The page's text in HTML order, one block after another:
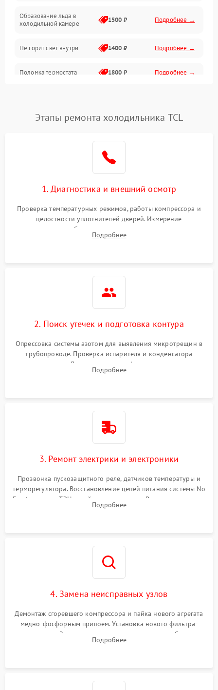
Образование льда в
холодильной камере
1500 ₽ Подробнее →
Не горит свет внутри 1400 ₽ Подробнее →
Поломка термостата 1800 ₽ Подробнее →
Поломка системы No Frost 2600 ₽ Подробнее →
работе
2000 ₽ Подробнее →
1000 ₽
1800 ₽
Этапы ремонта холодильника TCL
1. Диагностика и внешний осмотр
Проверка температурных режимов, работы компрессора и
целостности уплотнителей дверей. Измерение
сопротивления обмоток мотора, проверка термостата и
считывание кодов ошибок с электронного дисплея.
Подробнее
2. Поиск утечек и подготовка контура
Опрессовка системы азотом для выявления микротрещин в
трубопроводе. Проверка испарителя и конденсатора
течеискателем. Демонтаж старого фильтра-осушителя и
продувка капиллярной трубки для устранения засоров.
Подробнее
3. Ремонт электрики и электроники
Прозвонка пускозащитного реле, датчиков температуры и
терморегулятора. Восстановление цепей питания системы No
Frost, включая ТЭН оттайки и вентилятор. Ремонт или замена
платы управления при сбоях алгоритмов.
Подробнее
4. Замена неисправных узлов
Демонтаж сгоревшего компрессора и пайка нового агрегата
медно-фосфорным припоем. Установка нового фильтра-
осушителя. Замена изношенных вентиляторов обдува,
сломанных заслонок или поврежденных дверных петель.
Подробнее